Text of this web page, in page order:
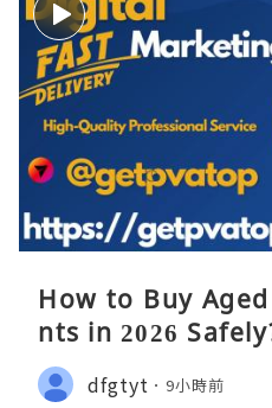
How to Buy
nts in 2026
dfgtyt 9小時前